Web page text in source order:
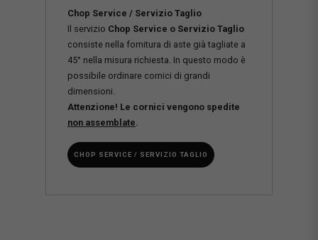
Chop Service / Servizio Taglio
Il servizio Chop Service o Servizio Taglio
consiste nella fornitura di aste già tagliate a
45° nella misura richiesta. In questo modo è
possibile ordinare cornici di grandi
dimensioni.
Attenzione! Le cornici vengono spedite
non assemblate
CHOP SERVICE / SERVIZIO TAGLIO